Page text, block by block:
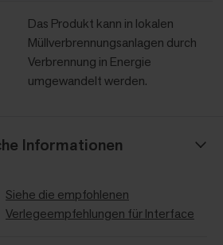
Das Produkt kann in lokalen
Müllverbrennungsanlagen durch
Verbrennung in Energie
umgewandelt werden.
Informationen
Siehe die empfohlenen
Verlegeempfehlungen für Interface